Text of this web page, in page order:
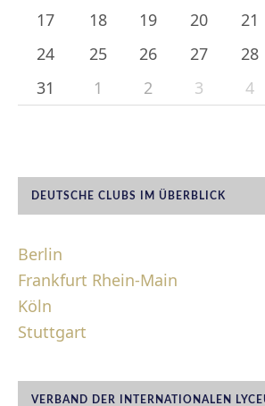
17
18 19 20 21
24
25 26 27 28
31
1 2 3 4
DEUTSCHE CLUBS IM ÜBERBLICK
Berlin
Frankfurt Rhein-Main
Köln
Stuttgart
VERBAND DER INTERNATIONALEN